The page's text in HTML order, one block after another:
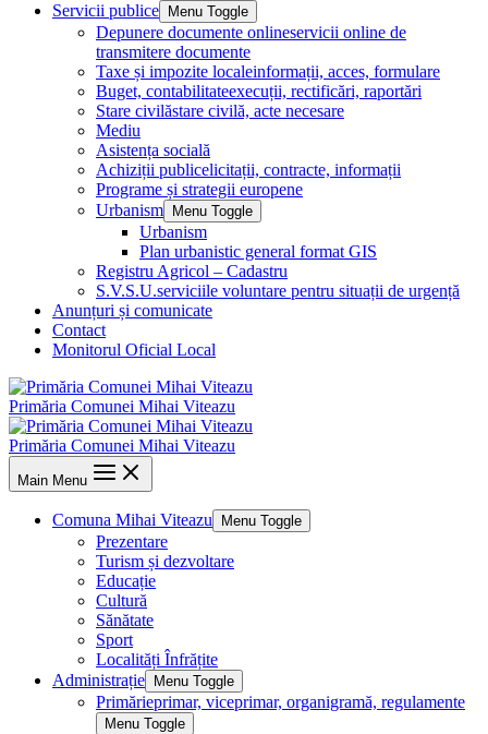
Servicii publice
Menu Toggle
Depunere documente onlineservicii online de
transmitere documente
Taxe și impozite localeinformații, acces, formulare
Buget, contabilitateexecuții, rectificări, raportări
Stare civilăstare civilă, acte necesare
Mediu
Asistența socială
Achiziții publicelicitații, contracte, informații
Programe și strategii europene
Urbanism
Menu Toggle
Urbanism
Plan urbanistic general format GIS
Registru Agricol – Cadastru
S.V.S.U.serviciile voluntare pentru situații de urgență
Anunțuri și comunicate
Contact
Monitorul Oficial Local
Primăria Comunei Mihai Viteazu
Primăria Comunei Mihai Viteazu
Main Menu
Comuna Mihai Viteazu Menu Toggle
Prezentare
Turism și dezvoltare
Educație
Cultură
Sănătate
Sport
Localități Înfrățite
Administrație
Menu Toggle
Primărieprimar, viceprimar, organigramă, regulamente
Menu Toggle